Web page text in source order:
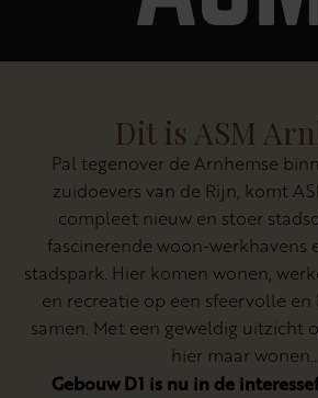
Dit is ASM
Pal tegenover de Arnhemse
zuidoevers van de Rijn, komt
compleet nieuw en stoer
fascinerende woon-werkhavens
stadspark. Hier komen wonen,
en recreatie op een sfeervolle
samen. Met een geweldig uitzicht
hier maar wonen…
Gebouw D1 is nu in de